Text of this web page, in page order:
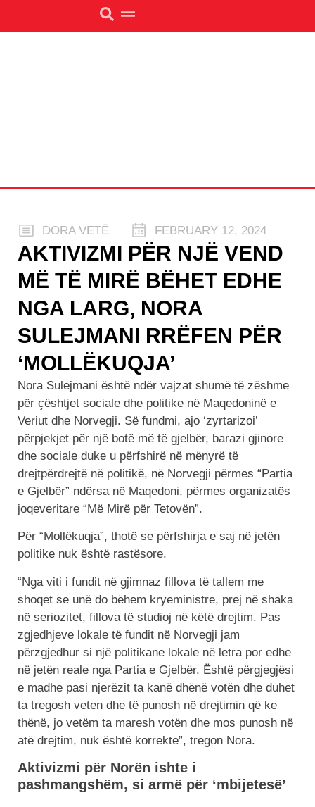
DORA VETË FEBRUARY 12, 2024
AKTIVIZMI PËR NJË VEND
MË TË MIRË BËHET EDHE
NGA LARG, NORA
SULEJMANI RRËFEN PËR
‘MOLLËKUQJA’
Nora Sulejmani është ndër vajzat shumë të zëshme
për çështjet sociale dhe politike në Maqedoninë e
Veriut dhe Norvegji. Së fundmi, ajo ‘zyrtarizoi’
përpjekjet për një botë më të gjelbër, barazi gjinore
dhe sociale duke u përfshirë në mënyrë të
drejtpërdrejtë në politikë, në Norvegji përmes “Partia
e Gjelbër” ndërsa në Maqedoni, përmes organizatës
joqeveritare “Më Mirë për Tetovën”.
Për “Mollëkuqja”, thotë se përfshirja e saj në jetën
politike nuk është rastësore.
“Nga viti i fundit në gjimnaz fillova të tallem me
shoqet se unë do bëhem kryeministre, prej në shaka
në seriozitet, fillova të studioj në këtë drejtim. Pas
zgjedhjeve lokale të fundit në Norvegji jam
përzgjedhur si një politikane lokale në letra por edhe
në jetën reale nga Partia e Gjelbër. Është përgjegjësi
e madhe pasi njerëzit ta kanë dhënë votën dhe duhet
ta tregosh veten dhe të punosh në drejtimin që ke
thënë, jo vetëm ta maresh votën dhe mos punosh në
atë drejtim, nuk është korrekte”, tregon Nora.
Aktivizmi për Norën ishte i
pashmangshëm, si armë për ‘mbijetesë’